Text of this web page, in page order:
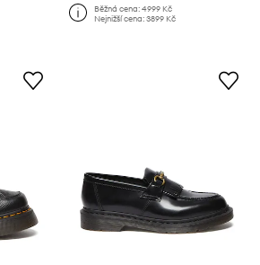
Běžná cena:4999 Kč
Nejnižší cena:3899 Kč